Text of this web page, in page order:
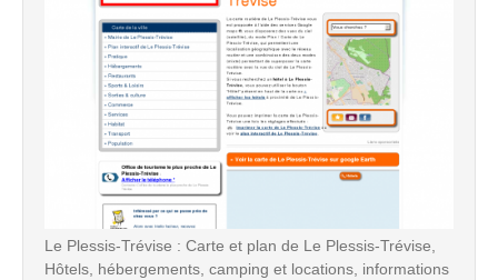
Le Plessis-Trévise : Carte et plan de Le Plessis-Trévise,
Hôtels, hébergements, camping et locations, informations